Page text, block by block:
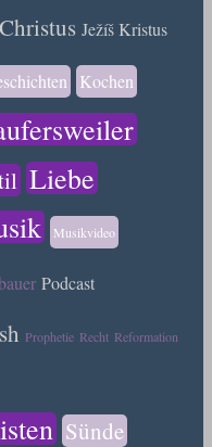
Ježíš Kristus
Kochen
Liebe
Musikvideo
Podcast
Prophetie Recht Reformation
Sünde